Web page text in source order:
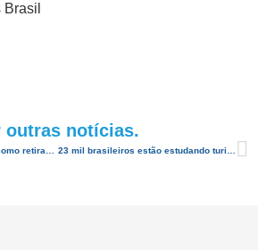
outras notícias.